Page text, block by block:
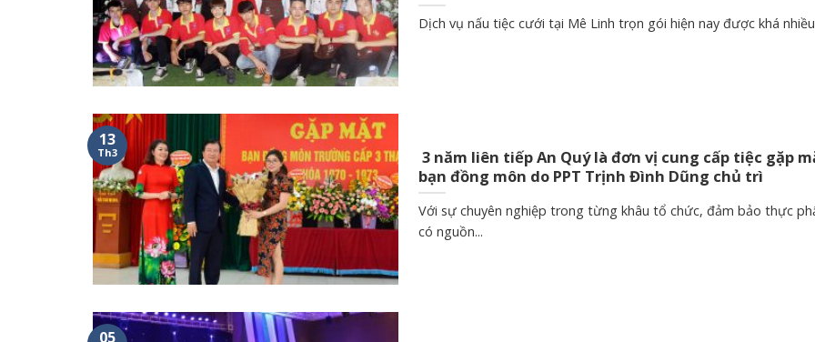
Dịch vụ nấu tiệc cưới tại Mê Linh trọn gói hiện nay được khá
3 năm liên tiếp An Quý là đơn vị cung cấp tiệc gặp
bạn đồng môn do PPT Trịnh Đình Dũng chủ trì
Với sự chuyên nghiệp trong từng khâu tổ chức, đảm bảo thực
có nguồn...
13
Th3
05